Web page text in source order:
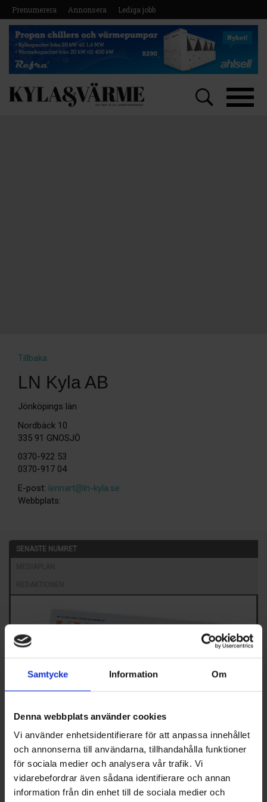
Samtycke Information Om
Denna webbplats använder cookies
Vi använder enhetsidentifierare för att anpassa innehållet
och annonserna till användarna, tillhandahålla funktioner
för sociala medier och analysera vår trafik. Vi
vidarebefordrar även sådana identifierare och annan
information från din enhet till de sociala medier och
Prenumerera Annonsera Lediga jobb
Tillbaka
LN Kyla AB
Jönköpings län
Nordbäck 10
335 91 GNOSJÖ
0370-922 53
0370-917 04
E-post: lennart@ln-kyla.se
Webbplats:
SENASTE NUMRET
Här kan du bland annat läsa om:
Skol-SM avgjordes i Malmö
Energipålar i demonstrationsprojekt
Norrköpingen som firar 30 år
Intryck från Nordbygg
PRENUMERERA PÅ VÅR TIDNING
Klicka här för att läsa mer om tidningen och prenumeration